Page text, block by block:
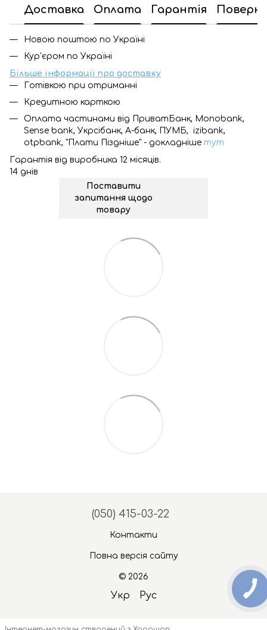
Доставка Оплата Гарантія
Новою поштою по Україні
Кур'єром по Україні
Більше інформації про доставку
Готівкою при отриманні
Кредитною карткою
Оплата частинами від ПриватБанк, Monobank,
Sense bank, Укрсібанк, А-банк, ПУМБ, izibank,
otpbank, "Плати Піздніше" - докладніше тут
Гарантія від виробника 12 місяців.
14 днів
Поставити
запитання щодо
товару
(050) 415-03-22
Контакти
Повна версія сайту
© 2026
Укр Рус